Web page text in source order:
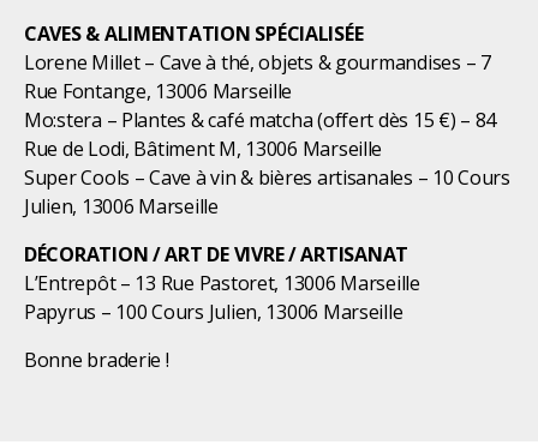
CAVES & ALIMENTATION SPÉCIALISÉE
Lorene Millet – Cave à thé, objets & gourmandises – 7
Rue Fontange, 13006 Marseille
Mo:stera – Plantes & café matcha (offert dès 15 €) – 84
Rue de Lodi, Bâtiment M, 13006 Marseille
Super Cools – Cave à vin & bières artisanales – 10 Cours
Julien, 13006 Marseille
DÉCORATION / ART DE VIVRE / ARTISANAT
L’Entrepôt – 13 Rue Pastoret, 13006 Marseille
Papyrus – 100 Cours Julien, 13006 Marseille
Bonne braderie !